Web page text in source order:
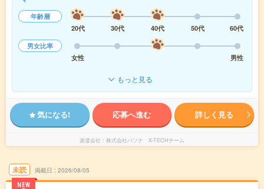
年齢層
20代
30代 40代 50代
60代
男女比率
女性
男性
もっと見る
気になる! 応募へ進む 詳しく見る
派遣会社 株式会社パソナ X-TECHチーム
未読
NEW
掲載日 2026/08/05